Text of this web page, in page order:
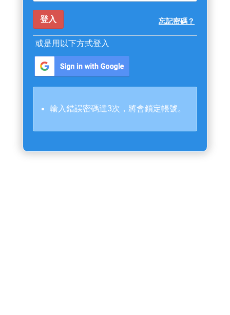
忘記密碼？
或是用以下方式登入
輸入錯誤密碼達3次，將會鎖定帳號。